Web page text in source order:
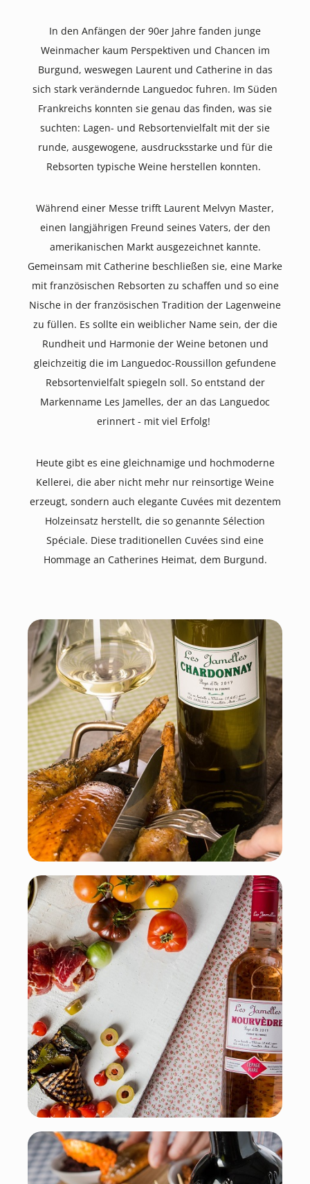
In den Anfängen der 90er Jahre fanden junge
Weinmacher kaum Perspektiven und Chancen im
Burgund, weswegen Laurent und Catherine in das
sich stark verändernde Languedoc fuhren. Im Süden
Frankreichs konnten sie genau das finden, was sie
suchten: Lagen- und Rebsortenvielfalt mit der sie
runde, ausgewogene, ausdrucksstarke und für die
Rebsorten typische Weine herstellen konnten.
Während einer Messe trifft Laurent Melvyn Master,
einen langjährigen Freund seines Vaters, der den
amerikanischen Markt ausgezeichnet kannte.
Gemeinsam mit Catherine beschließen sie, eine Marke
mit französischen Rebsorten zu schaffen und so eine
Nische in der französischen Tradition der Lagenweine
zu füllen. Es sollte ein weiblicher Name sein, der die
Rundheit und Harmonie der Weine betonen und
gleichzeitig die im Languedoc-Roussillon gefundene
Rebsortenvielfalt spiegeln soll. So entstand der
Markenname Les Jamelles, der an das Languedoc
erinnert - mit viel Erfolg!
Heute gibt es eine gleichnamige und hochmoderne
Kellerei, die aber nicht mehr nur reinsortige Weine
erzeugt, sondern auch elegante Cuvées mit dezentem
Holzeinsatz herstellt, die so genannte Sélection
Spéciale. Diese traditionellen Cuvées sind eine
Hommage an Catherines Heimat, dem Burgund.